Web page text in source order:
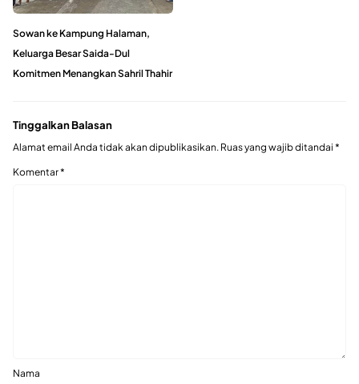
Sowan ke Kampung Halaman,
Keluarga Besar Saida-Dul
Komitmen Menangkan Sahril Thahir
Tinggalkan Balasan
Alamat email Anda tidak akan dipublikasikan. Ruas yang wajib ditandai *
Komentar*
Nama